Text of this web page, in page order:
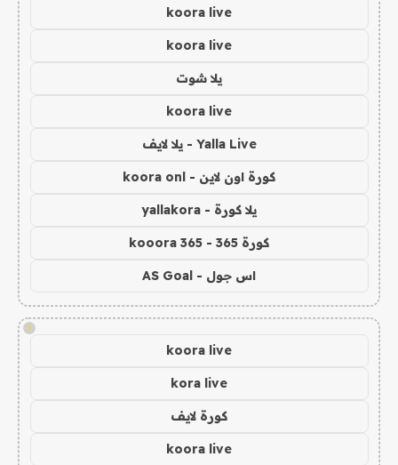
koora live
koora live
يلا شوت
koora live
Yalla Live - يلا لايف
كورة اون لاين - koora onl
يلا كورة - yallakora
كورة 365 - kooora 365
اس جول - AS Goal
!
koora live
kora live
كورة لايف
koora live